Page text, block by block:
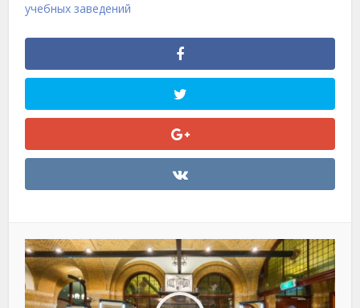
учебных заведений